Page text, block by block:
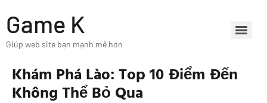
Game K
Giúp web site bạn mạnh mẽ hơn
Khám Phá Lào: Top 10 Điểm Đến
Không Thể Bỏ Qua